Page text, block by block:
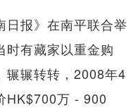
日报》在南平联合举
时有藏家以重金购
辗辗转转，2008年4
HK$700万 - 900